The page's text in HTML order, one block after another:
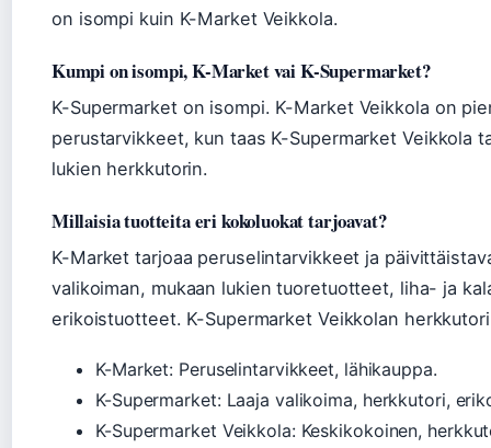
on isompi kuin K-Market Veikkola.
Kumpi on isompi, K-Market vai K-Supermarket?
K-Supermarket on isompi. K-Market Veikkola on
perustarvikkeet, kun taas K-Supermarket Veikkola
lukien herkkutorin.
Millaisia tuotteita eri kokoluokat tarjoavat?
K-Market tarjoaa peruselintarvikkeet ja
valikoiman, mukaan lukien tuoretuotteet, liha- ja
erikoistuotteet. K-Supermarket Veikkolan
K-Market: Peruselintarvikkeet, lähikauppa.
K-Supermarket: Laaja valikoima, herkkutori,
K-Supermarket Veikkola: Keskikokoinen,